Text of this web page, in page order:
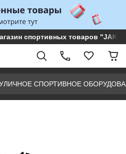
спортивных товаров
СПОРТИВНОЕ